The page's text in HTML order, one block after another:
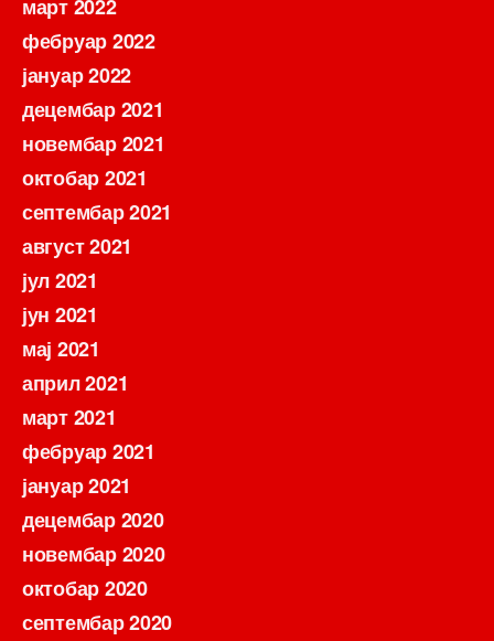
март 2022
фебруар 2022
јануар 2022
децембар 2021
новембар 2021
октобар 2021
септембар 2021
август 2021
јул 2021
јун 2021
мај 2021
април 2021
март 2021
фебруар 2021
јануар 2021
децембар 2020
новембар 2020
октобар 2020
септембар 2020